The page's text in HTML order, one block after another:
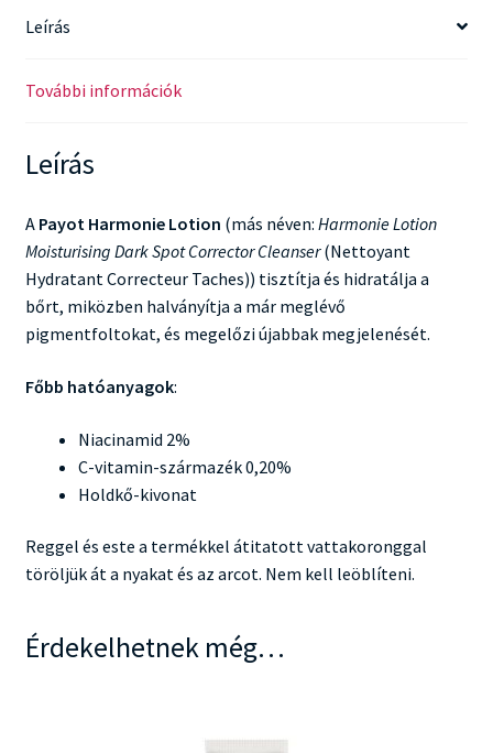
Leírás
További információk
Leírás
A Payot Harmonie Lotion (más néven: Harmonie Lotion
Moisturising Dark Spot Corrector Cleanser(Nettoyant
Hydratant Correcteur Taches)) tisztítja és hidratálja a
bőrt, miközben halványítja a már meglévő
pigmentfoltokat, és megelőzi újabbak megjelenését.
Főbb hatóanyagok:
Niacinamid 2%
C-vitamin-származék 0,20%
Holdkő-kivonat
Reggel és este a termékkel átitatott vattakoronggal
töröljük át a nyakat és az arcot. Nem kell leöblíteni.
Érdekelhetnek még…